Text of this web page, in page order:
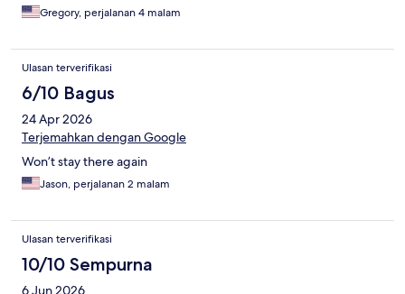
Gregory, perjalanan 4 malam
Ulasan terverifikasi
6/10 Bagus
24 Apr 2026
Terjemahkan dengan Google
Won’t stay there again
Jason, perjalanan 2 malam
Ulasan terverifikasi
10/10 Sempurna
6 Jun 2026